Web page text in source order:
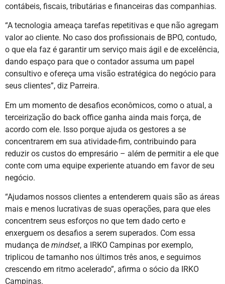
contábeis, fiscais, tributárias e financeiras das companhias.
“A tecnologia ameaça tarefas repetitivas e que não agregam
valor ao cliente. No caso dos profissionais de BPO, contudo,
o que ela faz é garantir um serviço mais ágil e de excelência,
dando espaço para que o contador assuma um papel
consultivo e ofereça uma visão estratégica do negócio para
seus clientes”, diz Parreira.
Em um momento de desafios econômicos, como o atual, a
terceirização do back office ganha ainda mais força, de
acordo com ele. Isso porque ajuda os gestores a se
concentrarem em sua atividade-fim, contribuindo para
reduzir os custos do empresário – além de permitir a ele que
conte com uma equipe experiente atuando em favor de seu
negócio.
“Ajudamos nossos clientes a entenderem quais são as áreas
mais e menos lucrativas de suas operações, para que eles
concentrem seus esforços no que tem dado certo e
enxerguem os desafios a serem superados. Com essa
mudança de mindset, a IRKO Campinas por exemplo,
triplicou de tamanho nos últimos três anos, e seguimos
crescendo em ritmo acelerado”, afirma o sócio da IRKO
Campinas.